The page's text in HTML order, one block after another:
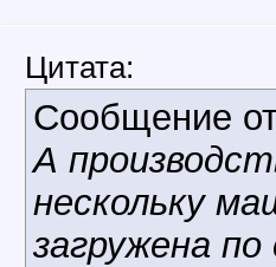
Цитата:
Сообщение
А
нескольку
загружена по